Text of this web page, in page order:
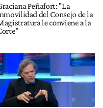
Peñafort: "La
del Consejo de la
le conviene a la